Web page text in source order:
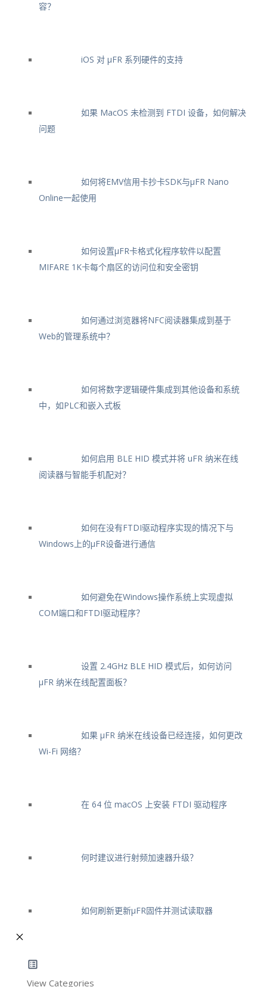
容？
iOS 对 μFR 系列硬件的支持
如果 MacOS 未检测到 FTDI 设备，如何解决
问题
如何将EMV信用卡抄卡SDK与μFR Nano
Online一起使用
如何设置μFR卡格式化程序软件以配置
MIFARE 1K卡每个扇区的访问位和安全密钥
如何通过浏览器将NFC阅读器集成到基于
Web的管理系统中？
如何将数字逻辑硬件集成到其他设备和系统
中，如PLC和嵌入式板
如何启用 BLE HID 模式并将 uFR 纳米在线
阅读器与智能手机配对？
如何在没有FTDI驱动程序实现的情况下与
Windows上的μFR设备进行通信
如何避免在Windows操作系统上实现虚拟
COM端口和FTDI驱动程序？
设置 2.4GHz BLE HID 模式后，如何访问
μFR 纳米在线配置面板？
如果 μFR 纳米在线设备已经连接，如何更改
Wi-Fi 网络？
在 64 位 macOS 上安装 FTDI 驱动程序
何时建议进行射频加速器升级？
如何刷新更新μFR固件并测试读取器
View Categories